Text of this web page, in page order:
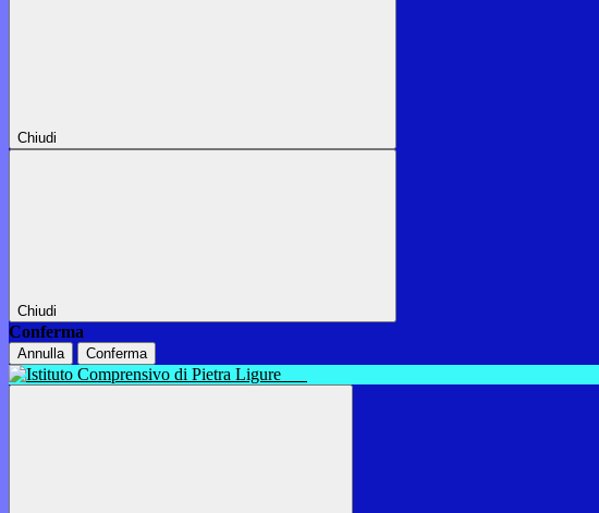
Chiudi
Chiudi
Conferma
Annulla Conferma